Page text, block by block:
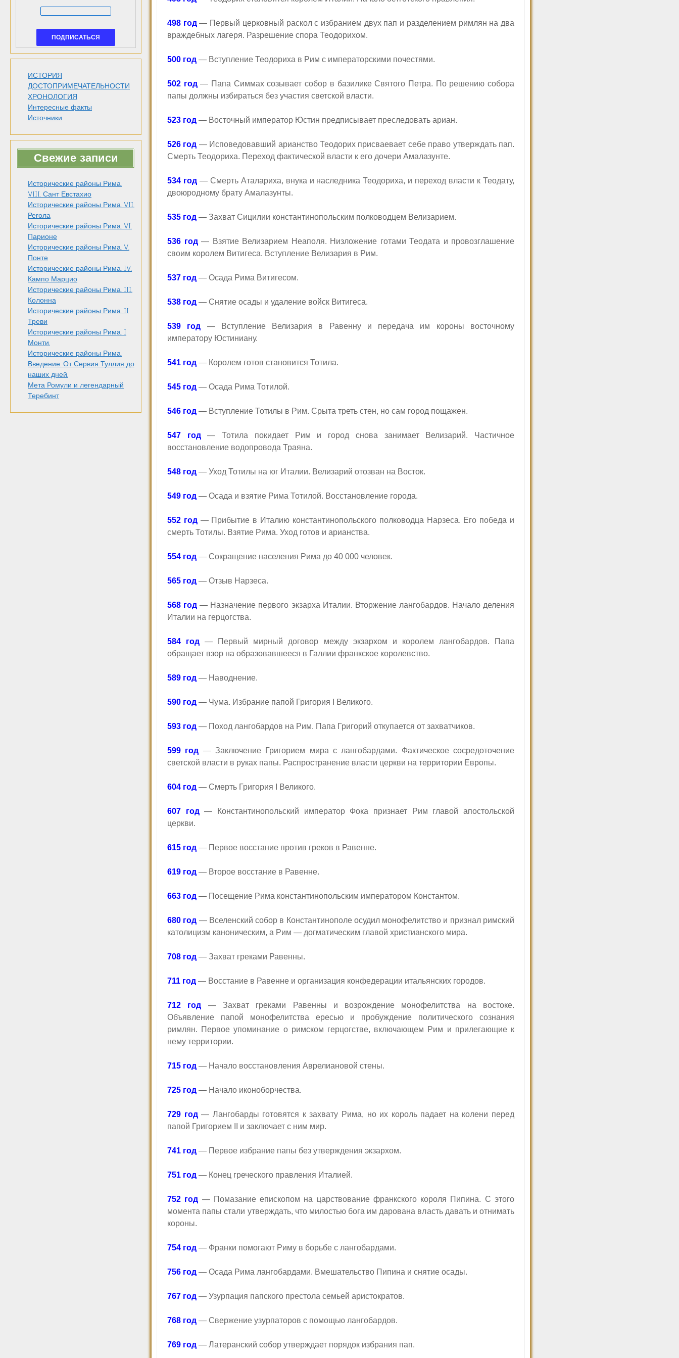
ИСТОРИЯ
ДОСТОПРИМЕЧАТЕЛЬНОСТИ
ХРОНОЛОГИЯ
Интересные факты
Источники
Свежие записи
Исторические районы Рима.
VIII. Сант Евстахио
Исторические районы Рима. VII.
Регола
Исторические районы Рима. VI.
Парионе
Исторические районы Рима. V.
Понте
Исторические районы Рима. IV.
Кампо Марцио
Исторические районы Рима. III.
Колонна
Исторические районы Рима. II
Треви
Исторические районы Рима. I
Монти.
Исторические районы Рима.
Введение. От Сервия Туллия до
наших дней.
Мета Ромули и легендарный
Теребинт
498 год— Первый церковный раскол с избранием двух пап и разделением римлян на два
враждебных лагеря. Разрешение спора Теодорихом.
500 год — Вступление Теодориха в Рим с императорскими почестями.
502 год— Папа Симмах созывает собор в базилике Святого Петра. По решению собора
папы должны избираться без участия светской власти.
523 год — Восточный император Юстин предписывает преследовать ариан.
526 год — Исповедовавший арианство Теодорих присваевает себе право утверждать пап.
Смерть Теодориха. Переход фактической власти к его дочери Амалазунте.
534 год— Смерть Аталариха, внука и наследника Теодориха, и переход власти к Теодату,
двоюродному брату Амалазунты.
535 год — Захват Сицилии константинопольским полководцем Велизарием.
536 год— Взятие Велизарием Неаполя. Низложение готами Теодата и провозглашение
своим королем Витигеса. Вступление Велизария в Рим.
537 год — Осада Рима Витигесом.
538 год — Снятие осады и удаление войск Витигеса.
539 год — Вступление Велизария в Равенну и передача им короны восточному
императору Юстиниану.
541 год — Королем готов становится Тотила.
545 год — Осада Рима Тотилой.
546 год — Вступление Тотилы в Рим. Срыта треть стен, но сам город пощажен.
547 год— Тотила покидает Рим и город снова занимает Велизарий. Частичное
восстановление водопровода Траяна.
548 год — Уход Тотилы на юг Италии. Велизарий отозван на Восток.
549 год — Осада и взятие Рима Тотилой. Восстановление города.
552 год— Прибытие в Италию константинопольского полководца Нарзеса. Его победа и
смерть Тотилы. Взятие Рима. Уход готов и арианства.
554 год — Сокращение населения Рима до 40 000 человек.
565 год — Отзыв Нарзеса.
568 год — Назначение первого экзарха Италии. Вторжение лангобардов. Начало деления
Италии на герцогства.
584 год — Первый мирный договор между экзархом и королем лангобардов. Папа
обращает взор на образовавшееся в Галлии франкское королевство.
589 год — Наводнение.
590 год — Чума. Избрание папой Григория Великого.
593 год — Поход лангобардов на Рим. Папа Григорий откупается от захватчиков.
599 год — Заключение Григорием мира с лангобардами. Фактическое сосредоточение
светской власти в руках папы. Распространение власти церкви на территории Европы.
604 год — Смерть Григория Великого.
607 год— Константинопольский император Фока признает Рим главой апостольской
церкви.
615 год — Первое восстание против греков в Равенне.
619 год — Второе восстание в Равенне.
663 год — Посещение Рима константинопольским императором Константом.
680 год — Вселенский собор в Константинополе осудил монофелитство и признал римский
католицизм каноническим, а Рим — догматическим главой христианского мира.
708 год — Захват греками Равенны.
711 год — Восстание в Равенне и организация конфедерации итальянских городов.
712 год — Захват греками Равенны и возрождение монофелитства на востоке.
Объявление папой монофелитства ересью и пробуждение политического сознания
римлян. Первое упоминание о римском герцогстве, включающем Рим и прилегающие к
нему территории.
715 год — Начало восстановления Аврелиановой стены.
725 год — Начало иконоборчества.
729 год— Лангобарды готовятся к захвату Рима, но их король падает на колени перед
папой Григорием и заключает с ним мир.
741 год — Первое избрание папы без утверждения экзархом.
751 год — Конец греческого правления Италией.
752 год — Помазание епископом на царствование франкского короля Пипина. С этого
момента папы стали утверждать, что милостью бога им дарована власть давать и отнимать
короны.
754 год — Франки помогают Риму в борьбе с лангобардами.
756 год — Осада Рима лангобардами. Вмешательство Пипина и снятие осады.
767 год — Узурпация папского престола семьей аристократов.
768 год — Свержение узурпаторов с помощью лангобардов.
769 год — Латеранский собор утверждает порядок избрания пап.